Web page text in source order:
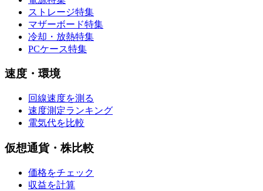
ストレージ特集
マザーボード特集
冷却・放熱特集
PCケース特集
速度・環境
回線速度を測る
速度測定ランキング
電気代を比較
仮想通貨・株比較
価格をチェック
収益を計算